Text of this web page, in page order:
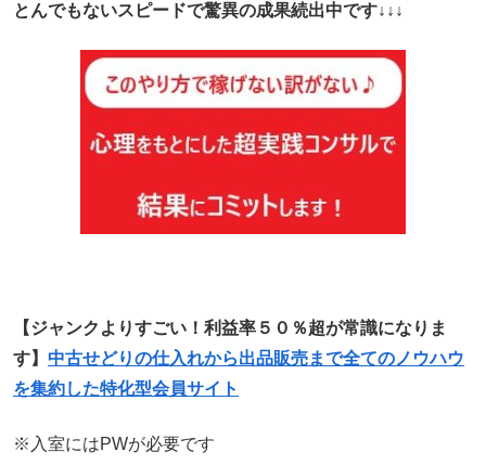
とんでもないスピードで驚異の成果続出中です↓↓↓
【ジャンクよりすごい！利益率５０％超が常識になりま
す】 中古せどりの仕入れから出品販売まで全てのノウハウ
を集約した特化型会員サイト
※入室にはPWが必要です